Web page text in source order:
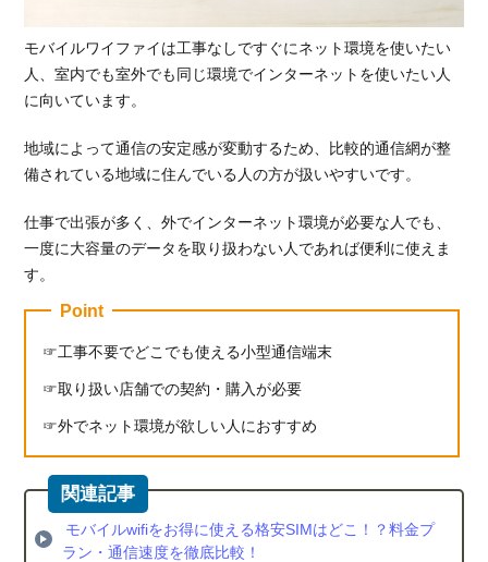
4.3.
楽天
イル
5.
お
す
め
モ
バ
ル
イ
フ
会
社
比
モバイルワイファイは工事なしですぐにネット環境を使いたい
人、室内でも室外でも同じ環境でインターネットを使いたい人
に向いています。
地域によって通信の安定感が変動するため、比較的通信網が整
備されている地域に住んでいる人の方が扱いやすいです。
仕事で出張が多く、外でインターネット環境が必要な人でも、
一度に大容量のデータを取り扱わない人であれば便利に使えま
す。
Point
工事不要でどこでも使える小型通信端末
取り扱い店舗での契約・購入が必要
外でネット環境が欲しい人におすすめ
モバイルwifiをお得に使える格安SIMはどこ！？料金プ
ラン・通信速度を徹底比較！